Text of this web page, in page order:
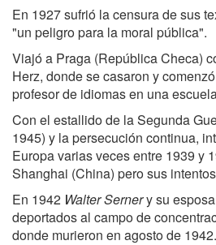
En 1927 sufrió la censura de sus
"un peligro para la moral pública".
Viajó a Praga (República Checa)
Herz, donde se casaron y
profesor de idiomas en una
Con el estallido de la Segunda
1945) y la persecución continua,
Europa varias veces entre 1939 y
Shanghai (China) pero sus
En 1942 Walter Sernery su
deportados al campo de
donde murieron en agosto de 1942.